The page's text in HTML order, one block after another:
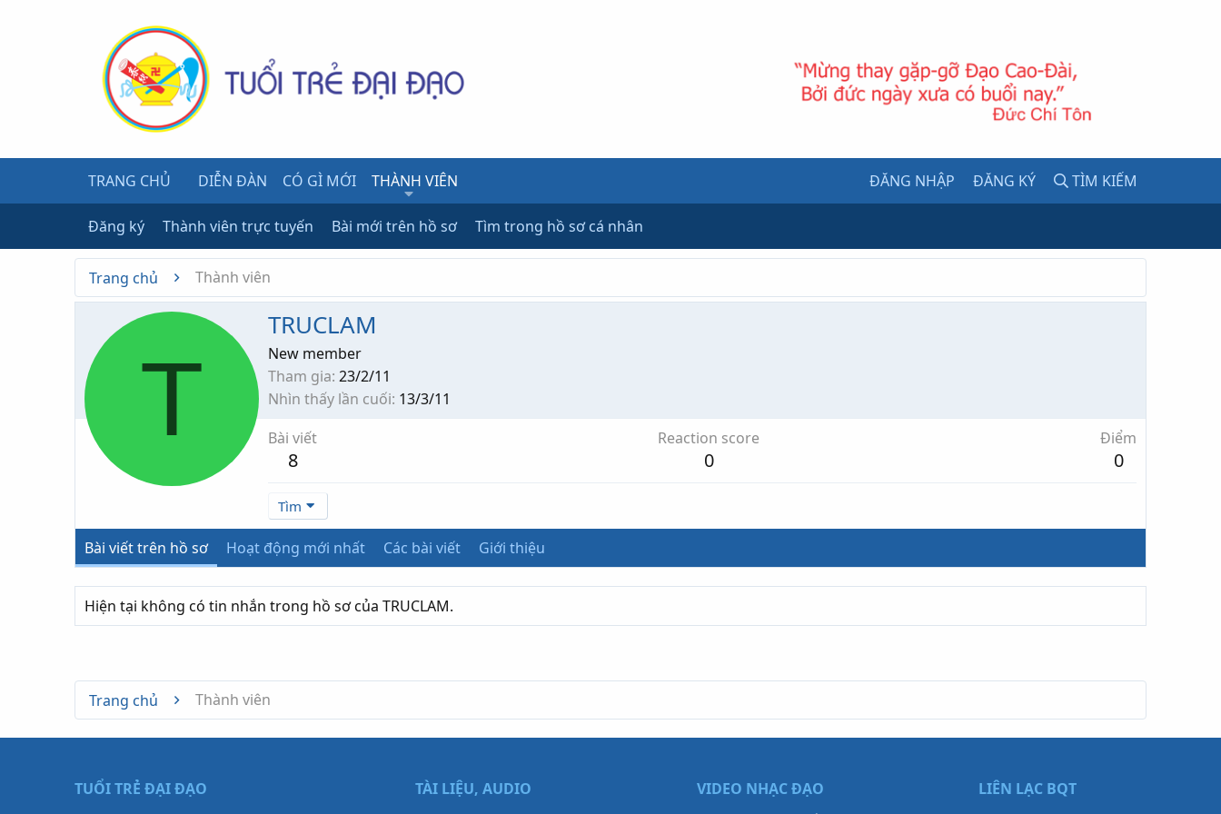
TRANG CHỦ DIỄN ĐÀN CÓ GÌ MỚI THÀNH VIÊN ĐĂNG NHẬP ĐĂNG KÝ TÌM KIẾM
Đăng ký Thành viên trực tuyến Bài mới trên hồ sơ Tìm trong hồ sơ cá nhân
Trang chủ Thành viên
T
TRUCLAM
New member
Tham gia 23/2/11
Nhìn thấy lần cuối 13/3/11
Bài viết
8
Reaction score
0
Điểm
0
Tìm
Bài viết trên hồ sơ Hoạt động mới nhất Các bài viết Giới thiệu
Hiện tại không có tin nhắn trong hồ sơ của TRUCLAM.
Trang chủ Thành viên
TUỔI TRẺ ĐẠI ĐẠO TÀI LIỆU, AUDIO VIDEO NHẠC ĐẠO LIÊN LẠC BQT